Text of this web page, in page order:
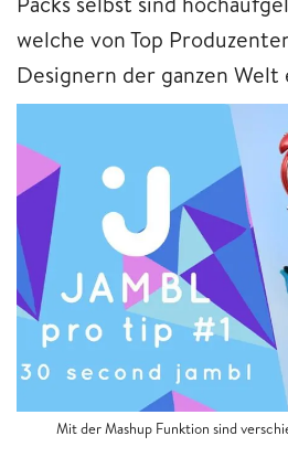
welche von Top
Designern der ganzen
Mit der Mashup Funktion sind